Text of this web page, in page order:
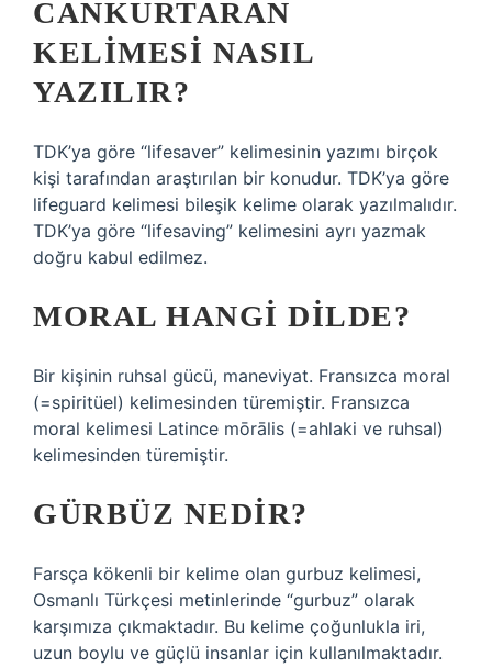
CANKURTARAN
KELIMESI NASIL
YAZILIR?
TDK’ya göre “lifesaver” kelimesinin yazımı birçok
kişi tarafından araştırılan bir konudur. TDK’ya göre
lifeguard kelimesi bileşik kelime olarak yazılmalıdır.
TDK’ya göre “lifesaving” kelimesini ayrı yazmak
doğru kabul edilmez.
MORAL HANGI DILDE?
Bir kişinin ruhsal gücü, maneviyat. Fransızca moral
(=spiritüel) kelimesinden türemiştir. Fransızca
moral kelimesi Latince mōrālis (=ahlaki ve ruhsal)
kelimesinden türemiştir.
GÜRBÜZ NEDIR?
Farsça kökenli bir kelime olan gurbuz kelimesi,
Osmanlı Türkçesi metinlerinde “gurbuz” olarak
karşımıza çıkmaktadır. Bu kelime çoğunlukla iri,
uzun boylu ve güçlü insanlar için kullanılmaktadır.